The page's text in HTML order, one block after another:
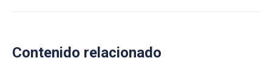
Contenido relacionado